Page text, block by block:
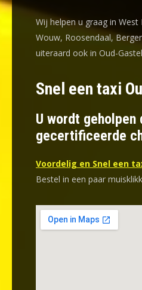
Wij helpen u graag in
Wouw, Roosendaal,
uiteraard ook in Oud-
Snel een taxi
U wordt geholpen
gecertificeerde
Voordelig en Snel een
Bestel in een paar